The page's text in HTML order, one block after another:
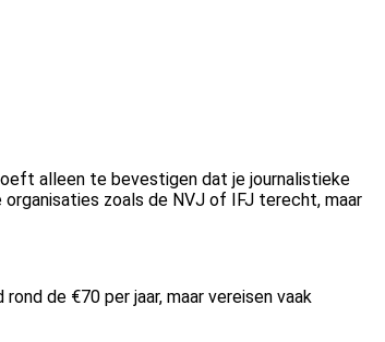
alleen te bevestigen dat je journalistieke
zoals de NVJ of IFJ terecht, maar
de €70 per jaar, maar vereisen vaak